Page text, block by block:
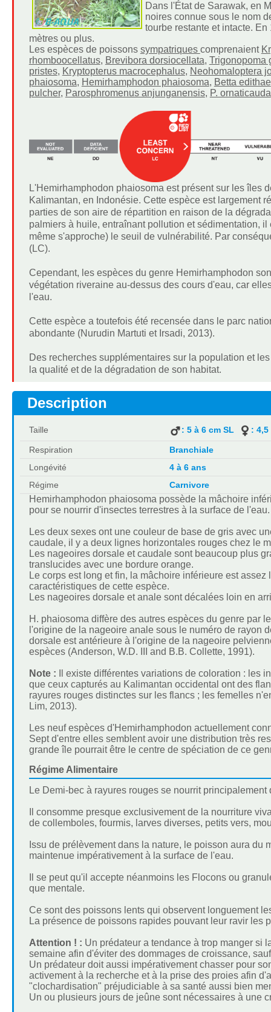
Dans l'État de Sarawak, en
noires connue sous le nom
tourbe restante et intacte.
mètres ou plus.
Les espèces de poissons sympatriques comprenaient
rhomboocellatus, Brevibora dorsiocellata, Trigonopoma
pristes, Kryptopterus macrocephalus, Neohomaloptera
phaiosoma, Hemirhamphodon phaiosoma, Betta edithae
pulcher, Parosphromenus anjunganensis, P. ornaticauda
L'Hemirhamphodon phaiosoma est présent sur les îles
Kalimantan, en Indonésie. Cette espèce est largement
parties de son aire de répartition en raison de la
palmiers à huile, entraînant pollution et sédimentation,
même s'approche) le seuil de vulnérabilité. Par
(LC).
Cependant, les espèces du genre Hemirhamphodon
végétation riveraine au-dessus des cours d'eau, car
l'eau.
Cette espèce a toutefois été recensée dans le parc
abondante (Nurudin Martuti et Irsadi, 2013).
Des recherches supplémentaires sur la population et
la qualité et de la dégradation de son habitat.
Description
Taille : 5 à 6 cm SL : 4,5
Respiration
Branchiale
Longévité
4 à 6 ans
Régime
Carnivore
Hemirhamphodon phaiosoma possède la mâchoire
pour se nourrir d'insectes terrestres à la surface de
Les deux sexes ont une couleur de base de gris avec
caudale, il y a deux lignes horizontales rouges chez le
Les nageoires dorsale et caudale sont beaucoup plus
translucides avec une bordure orange.
Le corps est long et fin, la mâchoire inférieure est
caractéristiques de cette espèce.
Les nageoires dorsale et anale sont décalées loin en
H. phaiosoma diffère des autres espèces du genre par
l'origine de la nageoire anale sous le numéro de rayon
dorsale est antérieure à l'origine de la nageoire
espèces (Anderson, W.D. III and B.B. Collette, 1991).
Note :
Il existe différentes variations de coloration : les
que ceux capturés au Kalimantan occidental ont des
rayures rouges distinctes sur les flancs ; les femelles
Lim, 2013).
Les neuf espèces d'Hemirhamphodon actuellement
Sept d'entre elles semblent avoir une distribution très
grande île pourrait être le centre de spéciation de ce
Régime Alimentaire
Le Demi-bec à rayures rouges se nourrit
Il consomme presque exclusivement de la nourriture
de collemboles, fourmis, larves diverses, petits vers,
Issu de prélèvement dans la nature, le poisson aura
maintenue impérativement à la surface de l'eau.
Il se peut qu'il accepte néanmoins les Flocons ou
que mentale.
Ce sont des poissons lents qui observent longuement
La présence de poissons rapides pouvant leur ravir les
Attention ! : Un prédateur a tendance à trop manger si
semaine afin d'éviter des dommages de croissance,
Un prédateur doit aussi impérativement chasser pour
activement à la recherche et à la prise des proies afin
"clochardisation" préjudiciable à sa santé aussi bien
Un ou plusieurs jours de jeûne sont nécessaires à une